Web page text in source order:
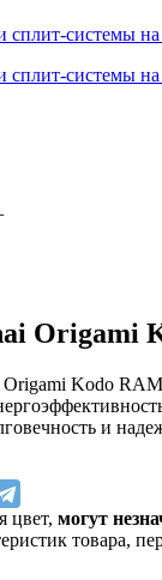
Origami
Kodo RAM-
и
цвет, могут
товара,